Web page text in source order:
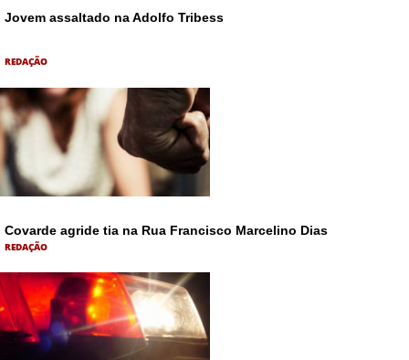
Jovem assaltado na Adolfo Tribess
REDAÇÃO
Covarde agride tia na Rua Francisco Marcelino Dias
REDAÇÃO